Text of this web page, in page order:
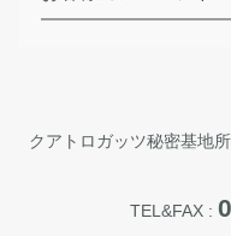
クアトロガッツ秘密基地
TEL&FAX :